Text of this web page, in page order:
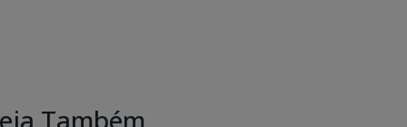
Também